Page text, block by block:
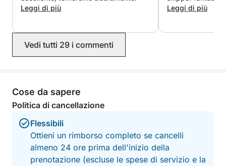
Leggi di più
fatto vivere
Leggi di più
Vedi tutti 29 i commenti
Cose da sapere
Politica di cancellazione
Flessibili
Ottieni un rimborso completo se cancelli
almeno 24 ore prima dell'inizio della
prenotazione (escluse le spese di servizio e la